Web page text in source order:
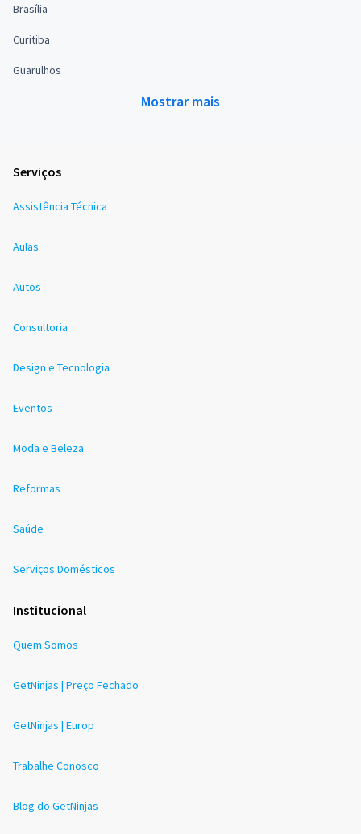
Brasília
Curitiba
Guarulhos
Mostrar mais
Serviços
Assistência Técnica
Aulas
Autos
Consultoria
Design e Tecnologia
Eventos
Moda e Beleza
Reformas
Saúde
Serviços Domésticos
Institucional
Quem Somos
GetNinjas | Preço Fechado
GetNinjas | Europ
Trabalhe Conosco
Blog do GetNinjas